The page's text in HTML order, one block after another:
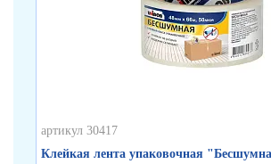
артикул 30417
Клейкая лента упаковочная